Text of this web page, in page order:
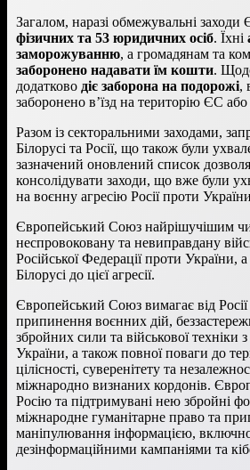
Загалом, наразі обмежувальні
фізичних та 53 юридичних осіб. Їхні
заморожуванню, а громадянам та
заборонено надавати їм кошти.
додатково діє заборона на подорожі,
заборонено в’їзд на територію ЄС або
Разом із секторальними заходами,
Білорусі та Росії, що також були
зазначений оновлений список
консолідувати заходи, що вже були
на воєнну агресію Росії проти
Європейський Союз найрішучішим
неспровоковану та невиправдану
Російської Федерації проти України,
Білорусі до цієї агресії.
Європейський Союз вимагає від
припинення воєнних дій,
збройних сили та військової техніки з
України, а також повної поваги до
цілісності, суверенітету та
міжнародно визнаних кордонів.
Росію та підтримувані нею збройні
міжнародне гуманітарне право та
маніпулювання інформацією,
дезінформаційними кампаніями та